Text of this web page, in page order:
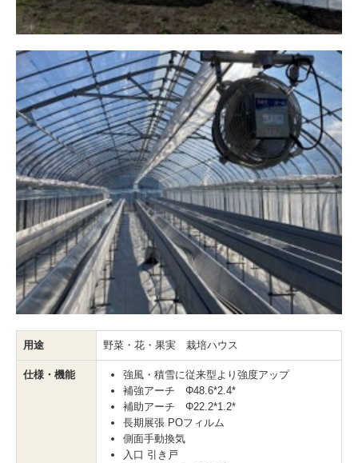
用途 野菜・花・果実 栽培ハウス
仕様・機能
強風・積雪に従来型より強度アップ
補強アーチ Φ48.6*2.4*
補助アーチ Φ22.2*1.2*
長期展張 POフィルム
側面手動換気
入口 引き戸